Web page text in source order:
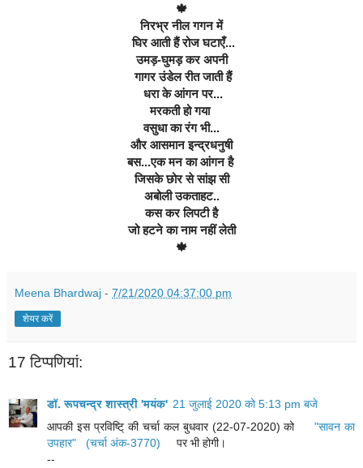
🍁
निरभ्र नील गगन में
घिर आती हैं रोज घटाएँ...
उमड़-घुमड़ कर अपनी
गागर उंडेल रीत जाती हैं
धरा के आंगन पर...
मरकती हो गया
वसुधा का रंग भी...
और आसमान इन्द्रधनुषी
बस...एक मन का आंगन है
जिसके छोर से सांझ सी
अबोली उकताहट..
कस कर लिपटी है
जो हटने का नाम नहीं लेती
🍁
Meena Bhardwaj - 7/21/2020 04:37:00 pm
शेयर करें
17 टिप्‍पणियां:
डॉ. रूपचन्द्र शास्त्री 'मयंक' 21 जुलाई 2020 को 5:13 pm बजे
आपकी इस प्रविष्टि् की चर्चा कल बुधवार (22-07-2020) को
"सावन का
उपहार" (चर्चा अंक-3770)
पर भी होगी।
--